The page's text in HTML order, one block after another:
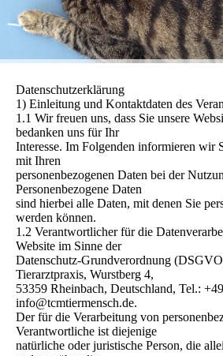
Datenschutzerklärung
1) Einleitung und Kontaktdaten des
1.1 Wir freuen uns, dass Sie unsere
bedanken uns für Ihr
Interesse. Im Folgenden informieren wir
mit Ihren
personenbezogenen Daten bei der
Personenbezogene Daten
sind hierbei alle Daten, mit denen Sie
werden können.
1.2 Verantwortlicher für die
Website im Sinne der
Datenschutz-Grundverordnung
Tierarztpraxis, Wurstberg 4,
53359 Rheinbach, Deutschland, Tel.:
info@tcmtiermensch.de.
Der für die Verarbeitung von
Verantwortliche ist diejenige
natürliche oder juristische Person, die